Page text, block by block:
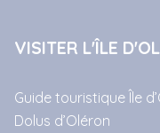
VISITER L'ÎLE
Guide touristique Île
Dolus d’Oléron